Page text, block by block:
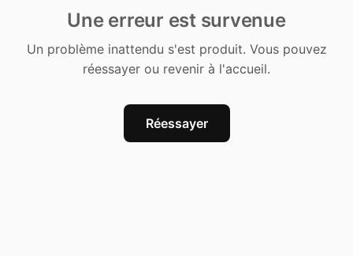
Une erreur est survenue
Un problème inattendu s'est produit. Vous pouvez
réessayer ou revenir à l'accueil.
Réessayer